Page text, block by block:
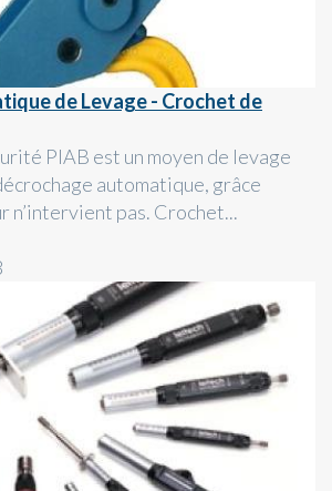
de Levage - Crochet de
PIAB est un moyen de levage
automatique, grâce
n’intervient pas. Crochet...